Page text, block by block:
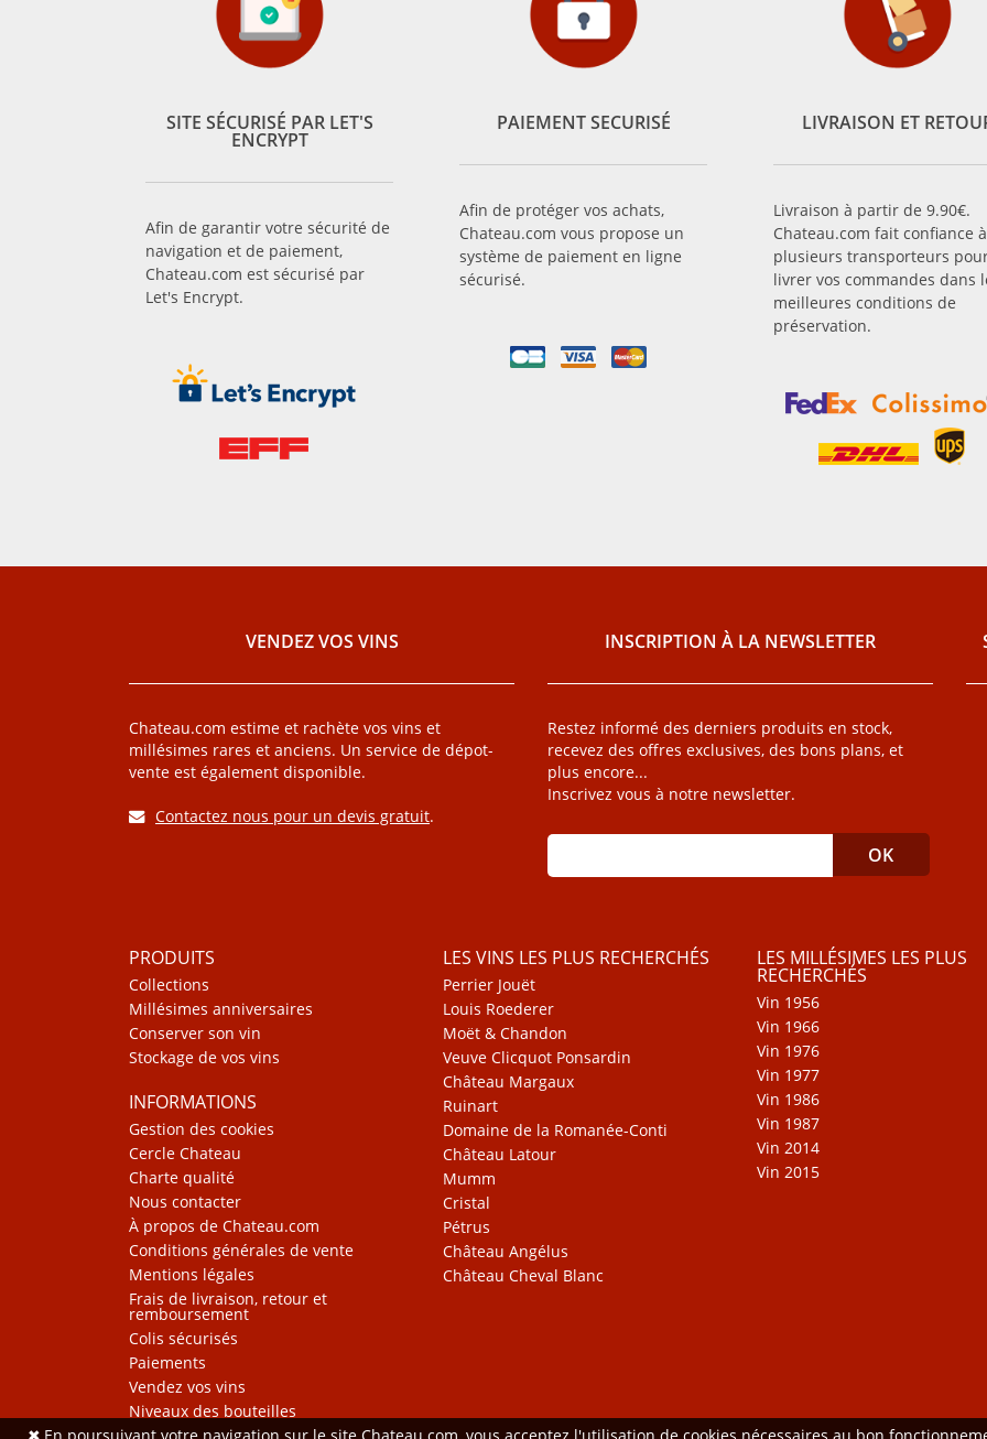
SITE SÉCURISÉ PAR LET'S
ENCRYPT
Afin de garantir votre sécurité de
navigation et de paiement,
Chateau.com est sécurisé par
Let's Encrypt.
PAIEMENT SECURISÉ
Afin de protéger vos achats,
Chateau.com vous propose un
système de paiement en ligne
sécurisé.
LIVRAISON ET
Livraison à partir de 9.90€.
Chateau.com fait confiance à
plusieurs transporteurs
livrer vos commandes dans
meilleures conditions de
préservation.
VENDEZ VOS VINS
Chateau.com estime et rachète vos vins et
millésimes rares et anciens. Un service de dépot-
vente est également disponible.
Contactez nous pour un devis gratuit.
INSCRIPTION À LA NEWSLETTER
Restez informé des derniers produits en stock,
recevez des offres exclusives, des bons plans, et
plus encore...
Inscrivez vous à notre newsletter.
PRODUITS
Collections
Millésimes anniversaires
Conserver son vin
Stockage de vos vins
INFORMATIONS
Gestion des cookies
Cercle Chateau
Charte qualité
Nous contacter
À propos de Chateau.com
Conditions générales de vente
Mentions légales
Frais de livraison, retour et
remboursement
Colis sécurisés
Paiements
Vendez vos vins
Niveaux des bouteilles
LES VINS LES PLUS RECHERCHÉS
Perrier Jouët
Louis Roederer
Moët & Chandon
Veuve Clicquot Ponsardin
Château Margaux
Ruinart
Domaine de la Romanée-Conti
Château Latour
Mumm
Cristal
Pétrus
Château Angélus
Château Cheval Blanc
LES MILLÉSIMES LES PLUS
RECHERCHÉS
Vin 1956
Vin 1966
Vin 1976
Vin 1977
Vin 1986
Vin 1987
Vin 2014
Vin 2015